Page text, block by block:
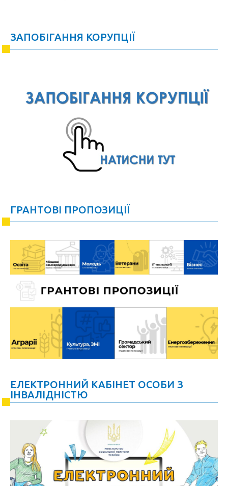
ЗАПОБІГАННЯ КОРУПЦІЇ
ГРАНТОВІ ПРОПОЗИЦІЇ
ЕЛЕКТРОННИЙ КАБІНЕТ ОСОБИ З
ІНВАЛІДНІСТЮ